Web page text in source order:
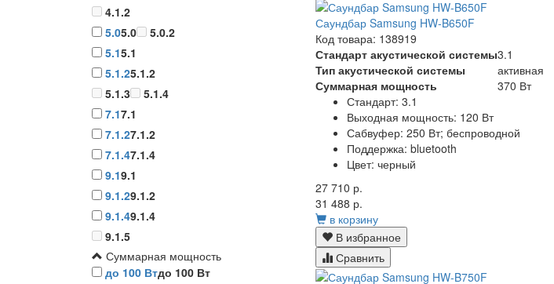
4.1.2
5.05.0
5.0.2
5.15.1
5.1.25.1.2
5.1.3
5.1.4
7.17.1
7.1.27.1.2
7.1.47.1.4
9.19.1
9.1.29.1.2
9.1.49.1.4
9.1.5
Суммарная мощность
до 100 Втдо 100 Вт
Саундбар Samsung HW-B650F
Код товара: 138919
Стандарт акустической системы3.1
Тип акустической системы
активная
Суммарная мощность
370 Вт
Стандарт: 3.1
Выходная мощность: 120 Вт
Сабвуфер: 250 Вт; беспроводной
Поддержка: bluetooth
Цвет: черный
27 710 р.
31 488 р.
в корзину
В избранное
Сравнить